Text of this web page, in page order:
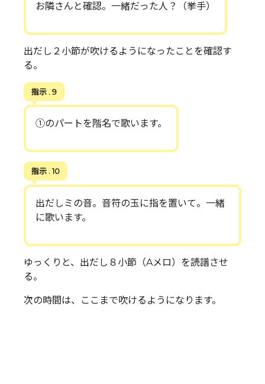
お隣さんと確認。一緒だった人？（挙手）
出だし２小節が吹けるようになったことを確認す
る。
指示 . 9
①のパートを階名で歌います。
指示 . 10
出だしミの音。音符の玉に指を置いて。一緒
に歌います。
ゆっくりと、出だし８小節（Aメロ）を読譜させ
る。
次の時間は、ここまで吹けるようになります。